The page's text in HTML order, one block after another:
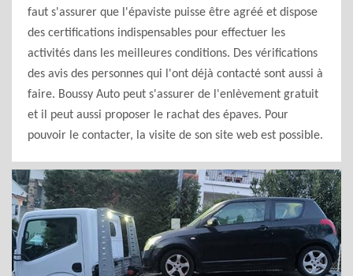
faut s'assurer que l'épaviste puisse être agréé et dispose
des certifications indispensables pour effectuer les
activités dans les meilleures conditions. Des vérifications
des avis des personnes qui l'ont déjà contacté sont aussi à
faire. Boussy Auto peut s'assurer de l'enlèvement gratuit
et il peut aussi proposer le rachat des épaves. Pour
pouvoir le contacter, la visite de son site web est possible.